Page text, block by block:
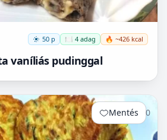
50 p 🍽️ 4 adag 🔥 ~426 kcal
vaníliás pudinggal
Mentés 0